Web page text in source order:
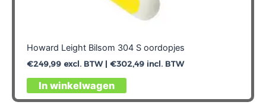
Howard Leight Bilsom 304 S oordopjes
€249,99excl. BTW | €302,49incl. BTW
In winkelwagen